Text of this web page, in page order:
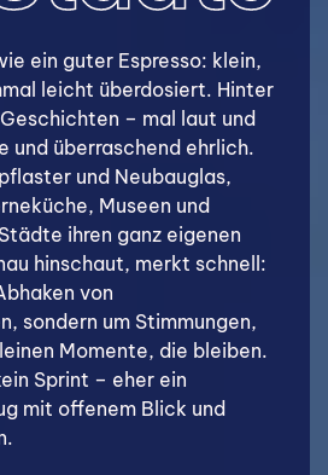
ein guter Espresso: klein,
leicht überdosiert. Hinter
– mal laut und
und überraschend ehrlich.
und Neubauglas,
Museen und
ihren ganz eigenen
hinschaut, merkt schnell:
von
sondern um Stimmungen,
Momente, die bleiben.
Sprint – eher ein
mit offenem Blick und